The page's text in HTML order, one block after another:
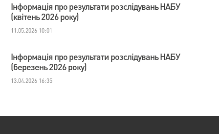
Інформація про результати розслідувань НАБУ
(квітень 2026 року)
11.05.2026 10:01
Інформація про результати розслідувань НАБУ
(березень 2026 року)
13.04.2026 16:35